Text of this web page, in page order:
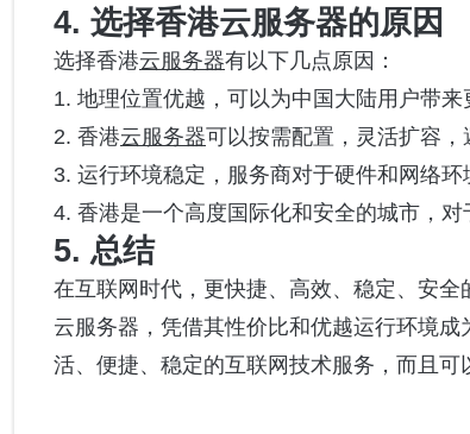
4. 选择香港云服务器的原因
选择香港云服务器有以下几点原因：
1. 地理位置优越，可以为中国大陆用户带
2. 香港云服务器可以按需配置，灵活扩容，
3. 运行环境稳定，服务商对于硬件和网络
4. 香港是一个高度国际化和安全的城市，
5. 总结
在互联网时代，更快捷、高效、稳定、安
云服务器，凭借其性价比和优越运行环境
活、便捷、稳定的互联网技术服务，而且可